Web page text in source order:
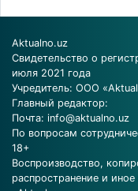
Aktualno.uz
Свидетельство о
июля 2021 года
Учредитель: ООО
Главный редактор:
Почта: info@aktualno.uz
По вопросам
18+
Воспроизводство,
распространение и